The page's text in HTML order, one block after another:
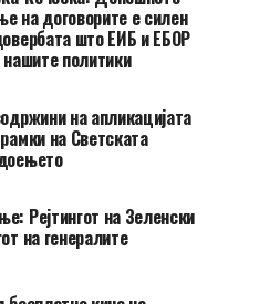
на договорите е силен
што ЕИБ и ЕБОР
нашите политики
на апликацијата
на Светската
Рејтингот на Зеленски
на генералите